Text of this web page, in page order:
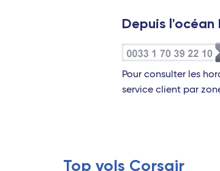
Depuis
Pour consulter les
service client par
Top vols Corsair